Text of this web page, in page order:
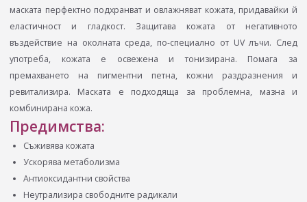
маската перфектно подхранват и овлажняват кожата, придавайки й
еластичност и гладкост. Защитава кожата от негативното
въздействие на околната среда, по-специално от UV лъчи. След
употреба, кожата е освежена и тонизирана. Помага за
премахването на пигментни петна, кожни раздразнения и
ревитализира. Маската е подходяща за проблемна, мазна и
комбинирана кожа.
Предимства:
Съживява кожата
Ускорява метаболизма
Антиоксидантни свойства
Неутрализира свободните радикали